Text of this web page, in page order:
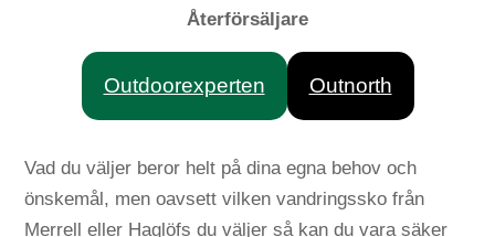
Återförsäljare
Outdoorexperten Outnorth
Vad du väljer beror helt på dina egna behov och
önskemål, men oavsett vilken vandringssko från
Merrell eller Haglöfs du väljer så kan du vara säker